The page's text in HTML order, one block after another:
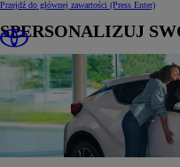
Przejdź do głównej zawartości (Press Enter)
SPERSONALIZUJ